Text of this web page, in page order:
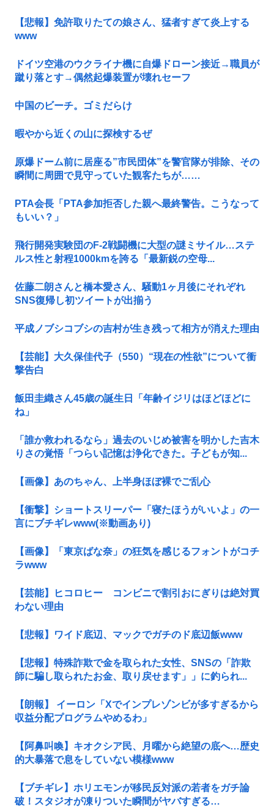
【悲報】免許取りたての娘さん、猛者すぎて炎上する
www
ドイツ空港のウクライナ機に自爆ドローン接近→職員が
蹴り落とす→偶然起爆装置が壊れセーフ
中国のビーチ。ゴミだらけ
暇やから近くの山に探検するぜ
原爆ドーム前に居座る”市民団体”を警官隊が排除、その
瞬間に周囲で見守っていた観客たちが……
PTA会長「PTA参加拒否した親へ最終警告。こうなって
もいい？」
飛行開発実験団のF-2戦闘機に大型の謎ミサイル…ステ
ルス性と射程1000kmを誇る「最新鋭の空母...
佐藤二朗さんと橋本愛さん、騒動1ヶ月後にそれぞれ
SNS復帰し初ツイートが出揃う
平成ノブシコブシの吉村が生き残って相方が消えた理由
【芸能】大久保佳代子（550）“現在の性欲”について衝
撃告白
飯田圭織さん45歳の誕生日「年齢イジリはほどほどに
ね」
「誰か救われるなら」過去のいじめ被害を明かした吉木
りさの覚悟「つらい記憶は浄化できた。子どもが知...
【画像】あのちゃん、上半身ほぼ裸でご乱心
【衝撃】ショートスリーパー「寝たほうがいいよ」の一
言にブチギレwww(※動画あり)
【画像】「東京ばな奈」の狂気を感じるフォントがコチ
ラwww
【芸能】ヒコロヒー コンビニで割引おにぎりは絶対買
わない理由
【悲報】ワイド底辺、マックでガチのド底辺飯www
【悲報】特殊詐欺で金を取られた女性、SNSの「詐欺
師に騙し取られたお金、取り戻せます」」に釣られ...
【朗報】 イーロン「Xでインプレゾンビが多すぎるから
収益分配プログラムやめるわ」
【阿鼻叫喚】キオクシア民、月曜から絶望の底へ…歴史
的大暴落で息をしていない模様www
【ブチギレ】ホリエモンが移民反対派の若者をガチ論
破！スタジオが凍りついた瞬間がヤバすぎる…